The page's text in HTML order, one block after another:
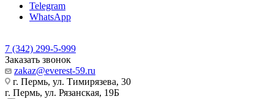
Telegram
WhatsApp
7 (342) 299-5-999
Заказать звонок
zakaz@everest-59.ru
г. Пермь, ул. Тимирязева, 30
г. Пермь, ул. Рязанская, 19Б